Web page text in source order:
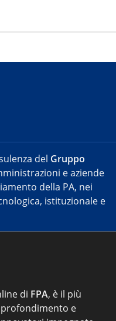
del Gruppo
e aziende
della PA, nei
istituzionale e
di FPA, è il più
e